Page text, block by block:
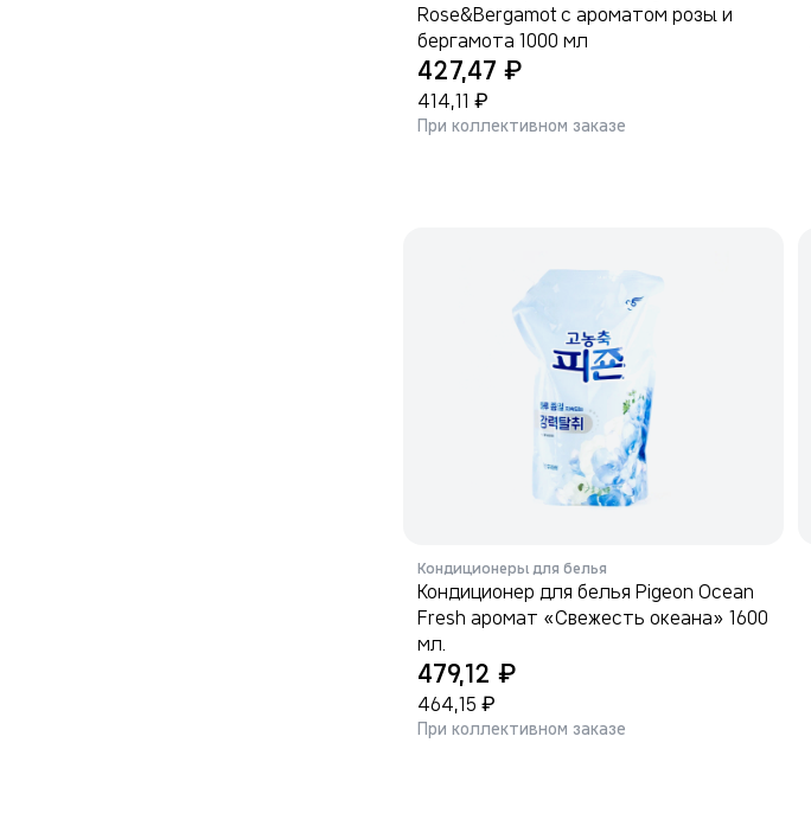
Rose&Bergamot с ароматом розы и
бергамота 1000 мл
427,47 ₽
414,11 ₽
При коллективном заказе
Кондиционеры для белья
Кондиционер для белья Pigeon Ocean
Fresh аромат «Свежесть океана» 1600
мл.
479,12 ₽
464,15 ₽
При коллективном заказе